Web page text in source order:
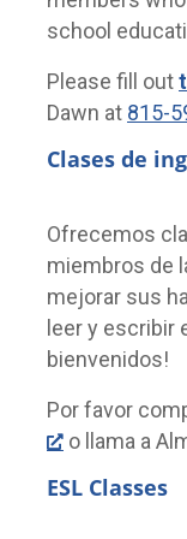
school
Please fill out
Dawn at 815-
Clases de
Ofrecemos
miembros de
mejorar sus
leer y escribir
bienvenidos!
Por favor
o llama a
ESL Classes